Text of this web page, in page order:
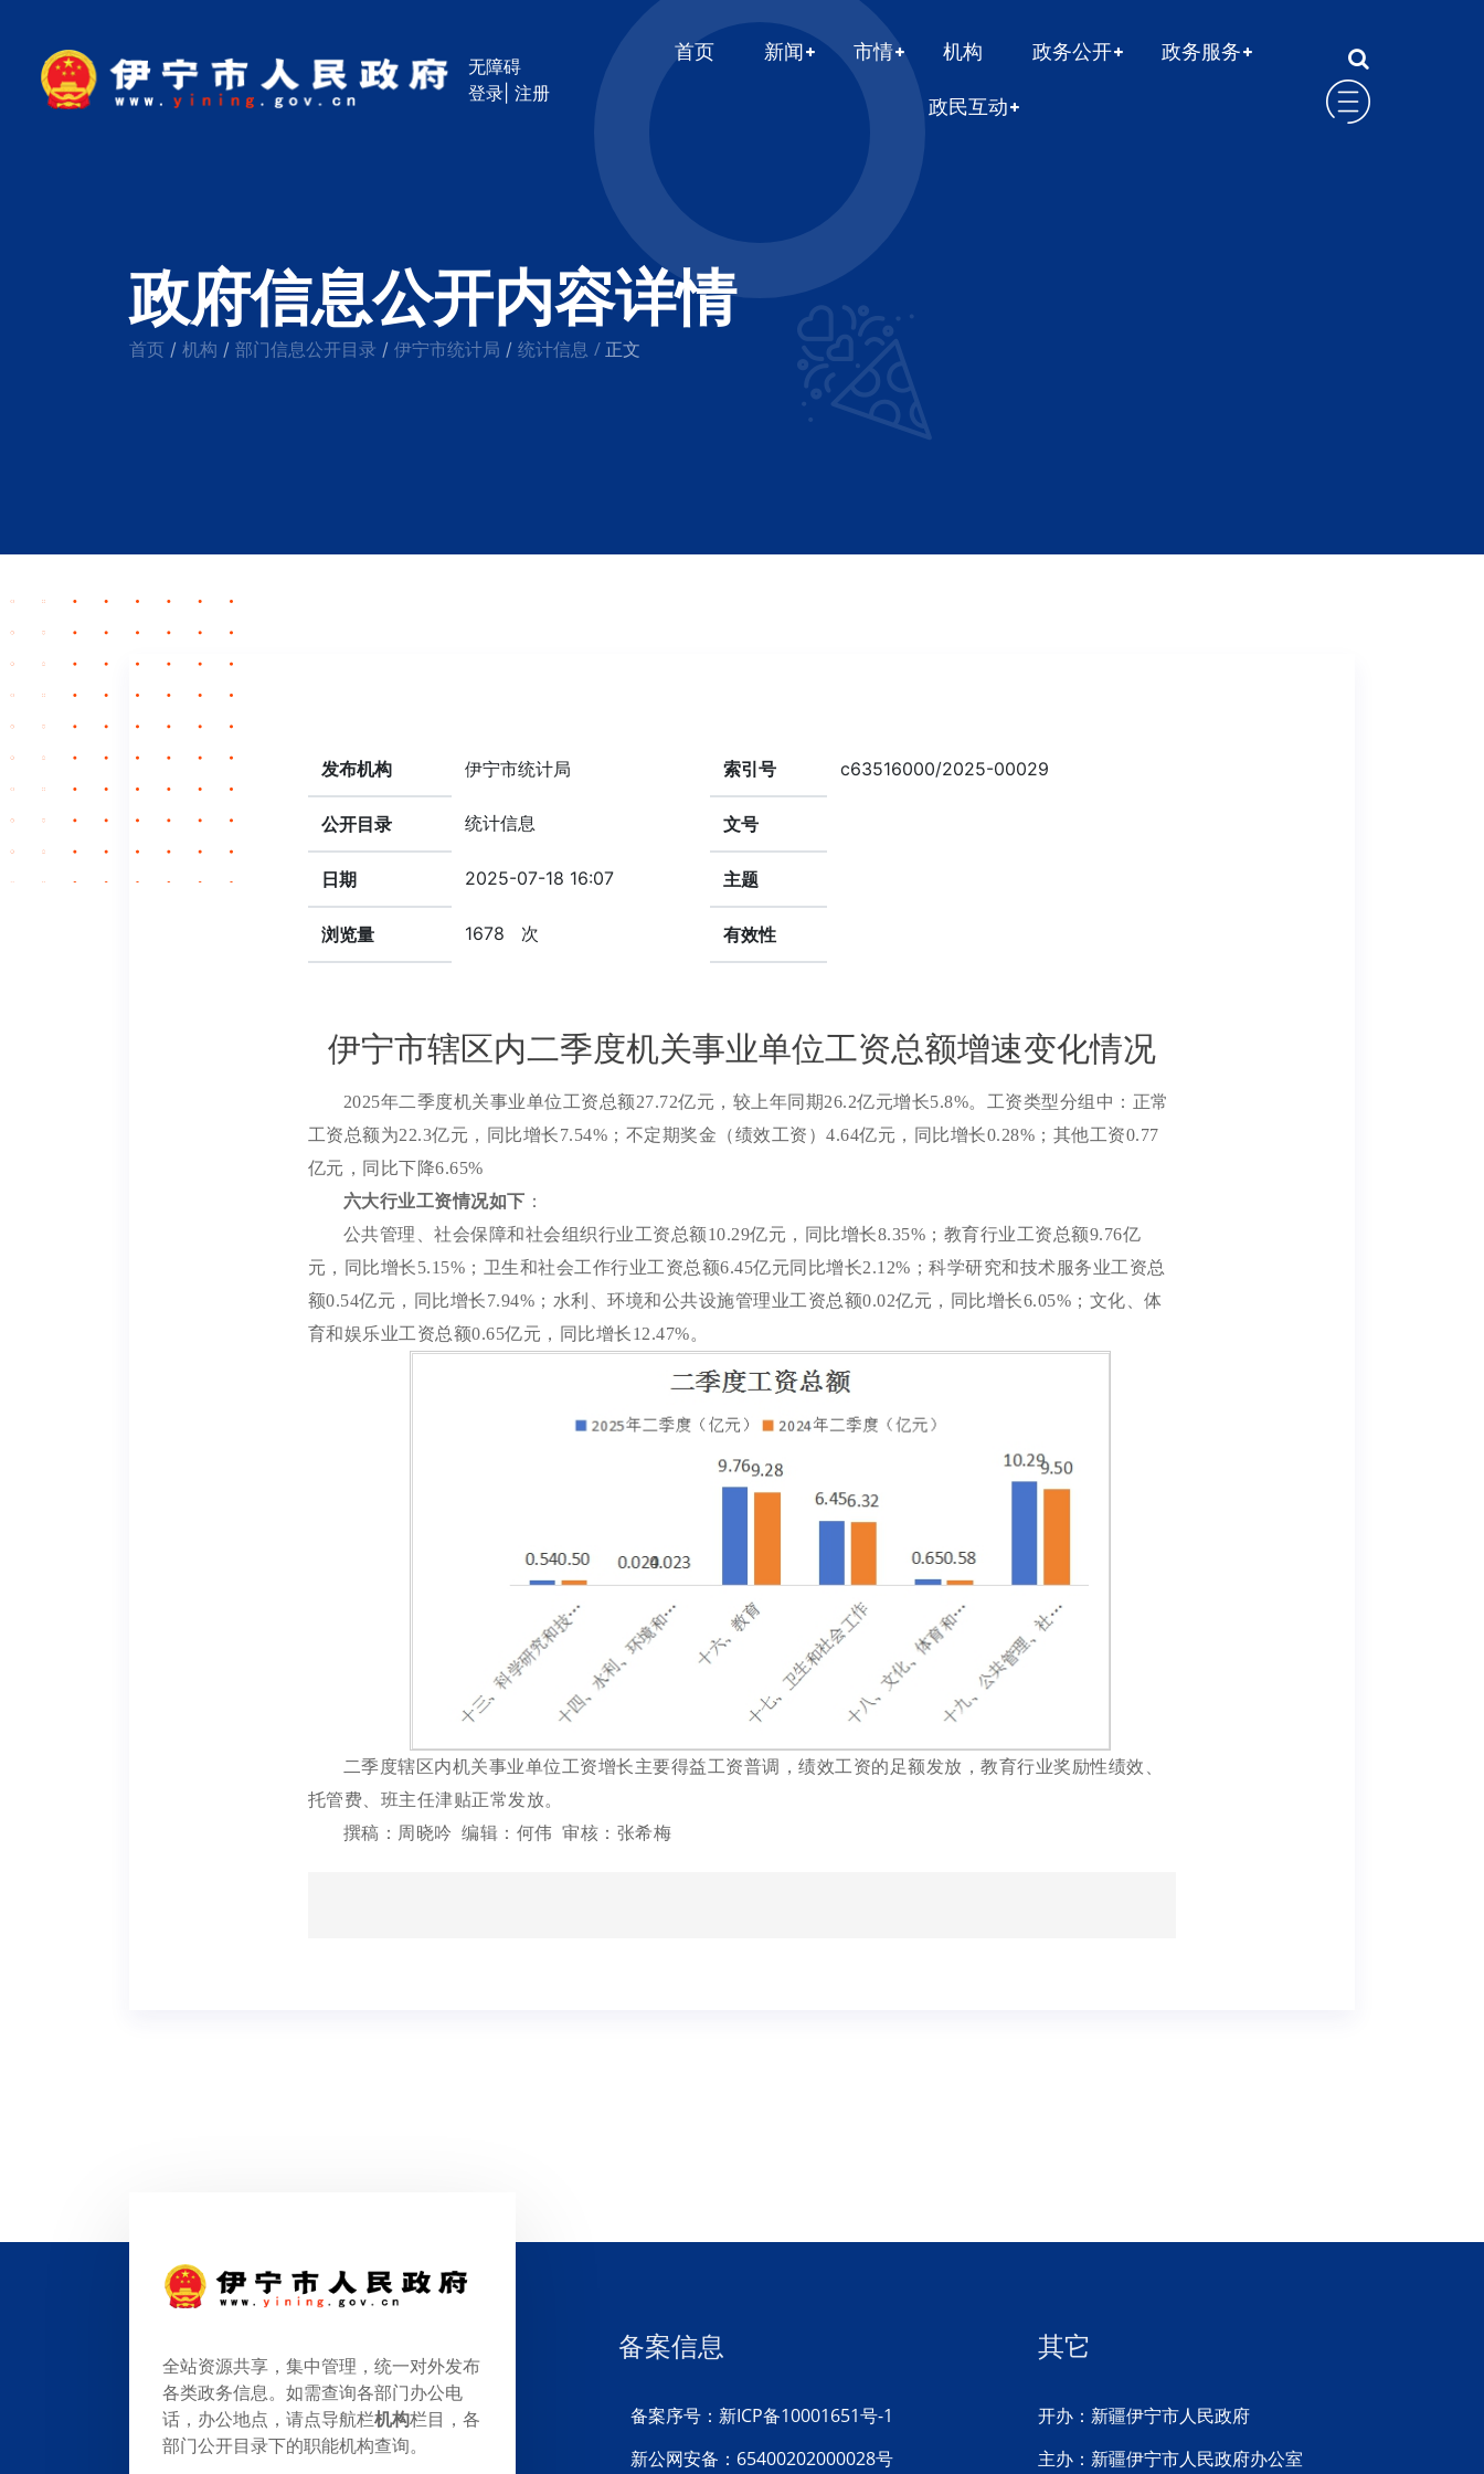
无障碍
登录 |注册
首页 新闻 市情 机构 政务公开 政务服务
政民互动
政府信息公开内容详情
首页 / 机构 / 部门信息公开目录 / 伊宁市统计局 / 统计信息 / 正文
发布机构 伊宁市统计局 索引号 c63516000/2025-00029
公开目录 统计信息 文号
日期 2025-07-18 16:07 主题
浏览量 1678 次 有效性
伊宁市辖区内二季度机关事业单位工资总额增速变化情况
2025年二季度机关事业单位工资总额27.72亿元，较上年同期26.2亿元增长5.8%。工资类型分组中：正常
工资总额为22.3亿元，同比增长7.54%；不定期奖金（绩效工资）4.64亿元，同比增长0.28%；其他工资0.77
亿元，同比下降6.65%
六大行业工资情况如下 ：
公共管理、社会保障和社会组织行业工资总额10.29亿元，同比增长8.35%；教育行业工资总额9.76亿
元，同比增长5.15%；卫生和社会工作行业工资总额6.45亿元同比增长2.12%；科学研究和技术服务业工资总
额0.54亿元，同比增长7.94%；水利、环境和公共设施管理业工资总额0.02亿元，同比增长6.05%；文化、体
育和娱乐业工资总额0.65亿元，同比增长12.47%。
二季度辖区内机关事业单位工资增长主要得益工资普调，绩效工资的足额发放，教育行业奖励性绩效、
托管费、班主任津贴正常发放。
撰稿：周晓吟 编辑：何伟 审核：张希梅
全站资源共享，集中管理，统一对外发布
各类政务信息。如需查询各部门办公电
话，办公地点，请点导航栏机构栏目，各
部门公开目录下的职能机构查询。
备案信息
备案序号：新ICP备10001651号-1
新公网安备：65400202000028号
其它
开办：新疆伊宁市人民政府
主办：新疆伊宁市人民政府办公室